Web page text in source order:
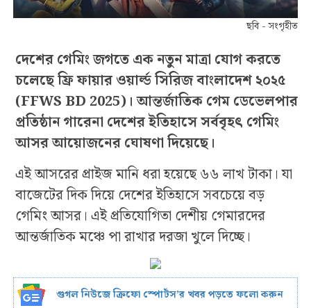
ছবি - সংগৃহীত
দেশের গেমিং জগতে এক নতুন মাত্রা যোগ করতে
চলেছে ফ্রি ফায়ার ওয়ার্ল্ড সিরিজ বাংলাদেশ ২০২৫
(FFWS BD 2025)। আন্তর্জাতিক গেম ডেভেলপার
প্রতিষ্ঠান গারেনা দেশের ইতিহাসে সর্ববৃহৎ গেমিং
আসর আয়োজনের ঘোষণা দিয়েছে।
এই আসরের প্রাইজ মানি ধরা হয়েছে ৬৬ লাখ টাকা। যা
বাজেটের দিক দিয়ে দেশের ইতিহাসে সবচেয়ে বড়
গেমিং আসর। এই প্রতিযোগিতা দেশীয় গেমারদের
আন্তর্জাতিক মঞ্চে পা রাখার দরজা খুলে দিচ্ছে।
গুগল নিউজে ক্রিফো স্পোর্টস’র খবর পড়তে ফলো করুন